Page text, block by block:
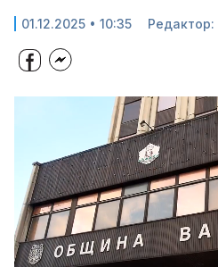
01.12.2025 • 10:35 Редактор: